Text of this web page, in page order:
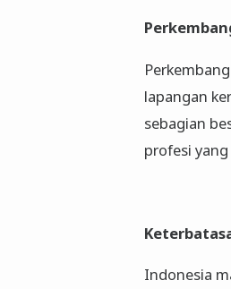
lapangan
sebagian
profesi yang
Indonesia